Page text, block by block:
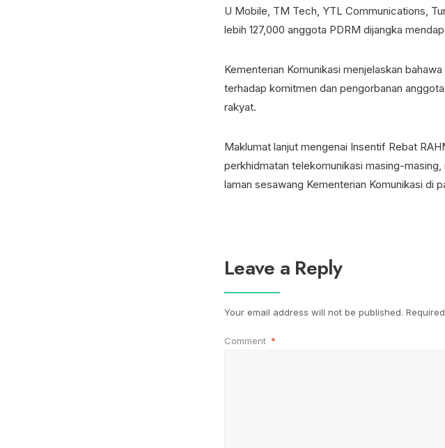
U Mobile, TM Tech, YTL Communications,
lebih 127,000 anggota PDRM dijangka
Kementerian Komunikasi menjelaskan
terhadap komitmen dan pengorbanan
rakyat.
Maklumat lanjut mengenai Insentif Rebat
perkhidmatan telekomunikasi masing-masing,
laman sesawang Kementerian Komunikasi di
Leave a Reply
Your email address will not be published.
Comment *